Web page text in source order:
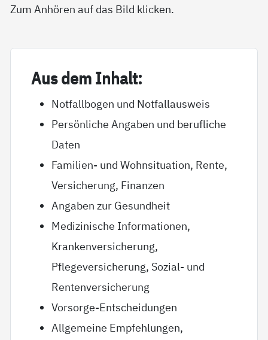
Zum Anhören auf das Bild klicken.
Aus dem In­halt:
Notfallbogen und Notfallausweis
Persönliche Angaben und berufliche
Daten
Familien- und Wohnsituation, Rente,
Versicherung, Finanzen
Angaben zur Gesundheit
Medizinische Informationen,
Krankenversicherung,
Pflegeversicherung, Sozial- und
Rentenversicherung
Vorsorge-Entscheidungen
Allgemeine Empfehlungen,